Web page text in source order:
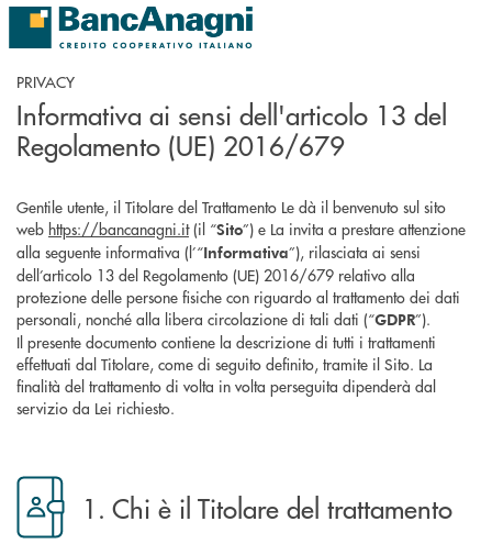
Salta al contenuto principale
PRIVACY
Informativa ai sensi dell'articolo 13 del
Regolamento (UE) 2016/679
Gentile utente, il Titolare del Trattamento Le dà il benvenuto sul sito
web https://bancanagni.it(il “Sito”) e La invita a prestare attenzione
alla seguente informativa (l’“Informativa”), rilasciata ai sensi
dell’articolo 13 del Regolamento (UE) 2016/679 relativo alla
protezione delle persone fisiche con riguardo al trattamento dei dati
personali, nonché alla libera circolazione di tali dati (“GDPR”).
Il presente documento contiene la descrizione di tutti i trattamenti
effettuati dal Titolare, come di seguito definito, tramite il Sito. La
finalità del trattamento di volta in volta perseguita dipenderà dal
servizio da Lei richiesto.
1. Chi è il Titolare del trattamento